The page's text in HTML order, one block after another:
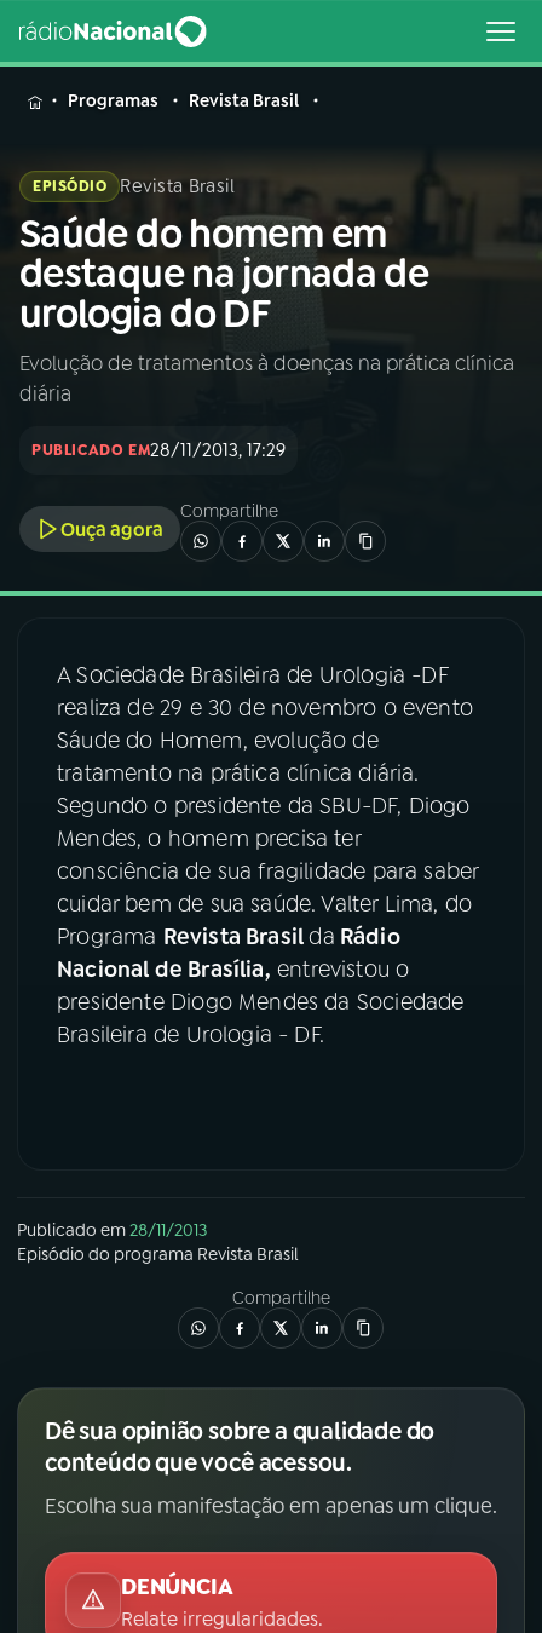
MENU
Buscar
na
Rádio
Nacional
Buscar
AO VIVO
INÍCIO
A RÁDIO
03PROGRAMAÇÃO
04PROGRAMAS
PODCASTS
06VIDEOCASTS
08FESTIVAL DE MÚSICA
TikTok
Programas Revista Brasil
EPISÓDIO Revista Brasil
Saúde do homem em
destaque na jornada de
urologia do DF
Evolução de tratamentos à doenças na prática clínica
diária
PUBLICADO EM28/11/2013, 17:29
Ouça agora
Compartilhe
A Sociedade Brasileira de Urologia -DF
realiza de 29 e 30 de novembro o evento
Sáude do Homem, evolução de
tratamento na prática clínica diária.
Segundo o presidente da SBU-DF, Diogo
Mendes, o homem precisa ter
consciência de sua fragilidade para saber
cuidar bem de sua saúde. Valter Lima, do
Programa Revista Brasilda Rádio
Nacional de Brasília, entrevistou o
presidente Diogo Mendes da Sociedade
Brasileira de Urologia - DF.
Publicado em28/11/2013
Episódio do programa Revista Brasil
Compartilhe
Dê sua opinião sobre a qualidade do
conteúdo que você acessou.
Escolha sua manifestação em apenas um clique.
DENÚNCIA
Relate irregularidades.